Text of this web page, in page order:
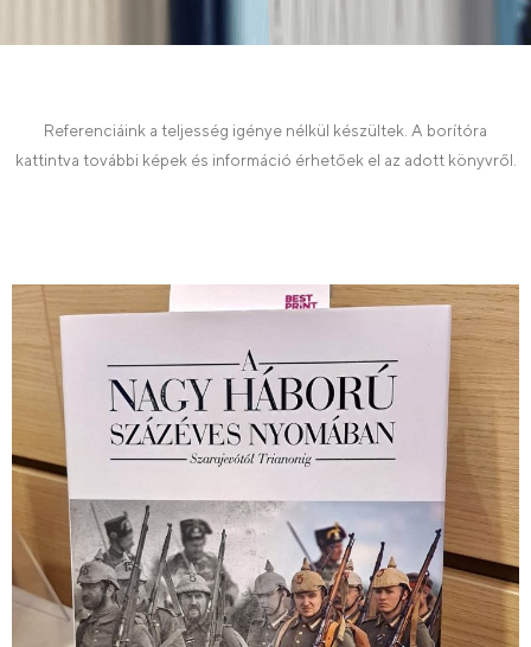
Referenciáink a teljesség igénye nélkül készültek. A borítóra
kattintva további képek és információ érhetőek el az adott könyvről.